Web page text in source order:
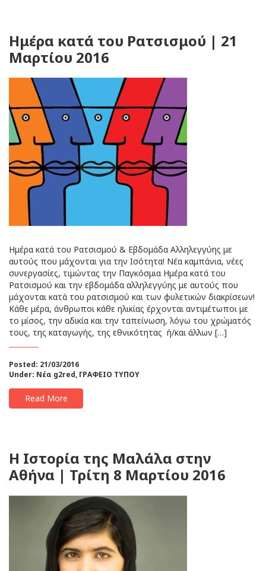
Ημέρα κατά του Ρατσισμού | 21
Μαρτίου 2016
Ημέρα κατά του Ρατσισμού & Εβδομάδα Αλληλεγγύης με
αυτούς που μάχονται για την Ισότητα! Νέα καμπάνια, νέες
συνεργασίες, τιμώντας την Παγκόσμια Ημέρα κατά του
Ρατσισμού και την εβδομάδα αλληλεγγύης με αυτούς που
μάχονται κατά του ρατσισμού και των φυλετικών διακρίσεων!
Κάθε μέρα, άνθρωποι κάθε ηλικίας έρχονται αντιμέτωποι με
το μίσος, την αδικία και την ταπείνωση, λόγω του χρώματός
τους, της καταγωγής, της εθνικότητας ή/και άλλων […]
Posted: 21/03/2016
Under: Νέα g2red, ΓΡΑΦΕΙΟ ΤΥΠΟΥ
Read More
Η Ιστορία της Μαλάλα στην
Αθήνα | Τρίτη 8 Μαρτίου 2016